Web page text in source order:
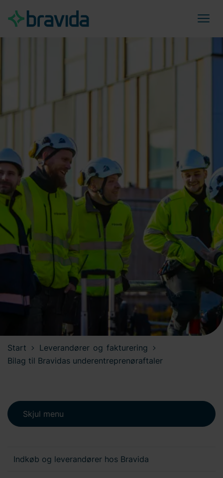
Start
Leverandører og fakturering
Bilag til Bravidas underentreprenøraftaler
Skjul menu
Indkøb og leverandører hos Bravida